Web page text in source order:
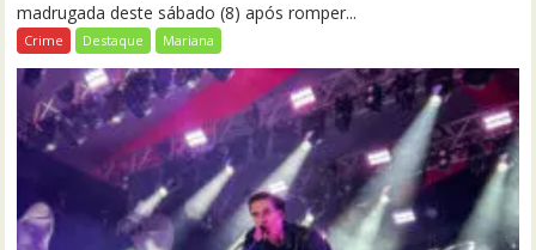
madrugada deste sábado (8) após romper...
Crime Destaque Mariana